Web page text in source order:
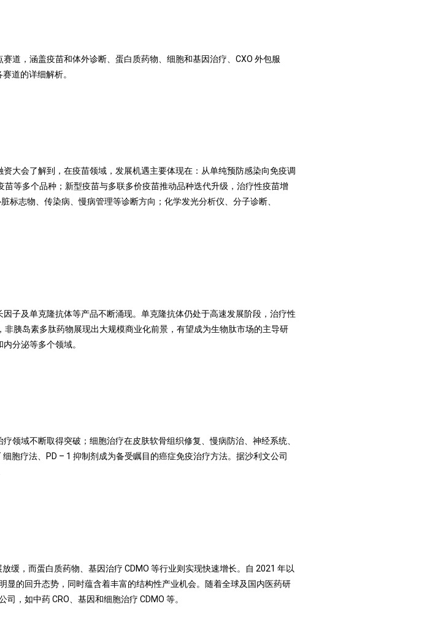
道，涵盖疫苗和体外诊断、蛋白质药物、细胞和基因治疗、CXO 外包服
道的详细解析。
大会了解到，在疫苗领域，发展机遇主要体现在：从单纯预防感染向免疫调
等多个品种；新型疫苗与多联多价疫苗推动品种迭代升级，治疗性疫苗增
标志物、传染病、慢病管理等诊断方向；化学发光分析仪、分子诊断、
子及单克隆抗体等产品不断涌现。单克隆抗体仍处于高速发展阶段，治疗性
胰岛素多肽药物展现出大规模商业化前景，有望成为生物肽市场的主导研
分泌等多个领域。
领域不断取得突破；细胞治疗在皮肤软骨组织修复、慢病防治、神经系统、
胞疗法、PD – 1 抑制剂成为备受瞩目的癌症免疫治疗方法。据沙利文公司
缓，而蛋白质药物、基因治疗 CDMO 等行业则实现快速增长。自 2021 年以
的回升态势，同时蕴含着丰富的结构性产业机会。随着全球及国内医药研
，如中药 CRO、基因和细胞治疗 CDMO 等。